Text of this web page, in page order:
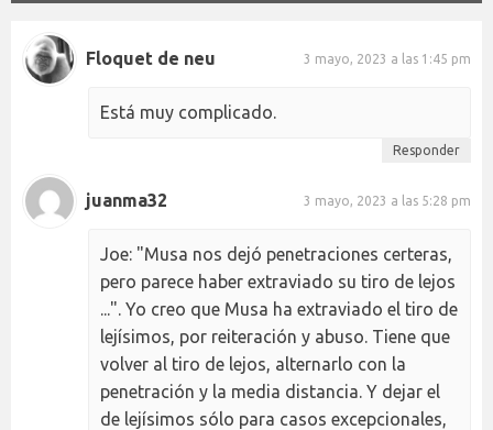
Floquet de neu 3 mayo, 2023 a las 1:45 pm
Está muy complicado.
Responder
juanma32 3 mayo, 2023 a las 5:28 pm
Joe: "Musa nos dejó penetraciones certeras,
pero parece haber extraviado su tiro de lejos
...". Yo creo que Musa ha extraviado el tiro de
lejísimos, por reiteración y abuso. Tiene que
volver al tiro de lejos, alternarlo con la
penetración y la media distancia. Y dejar el
de lejísimos sólo para casos excepcionales,